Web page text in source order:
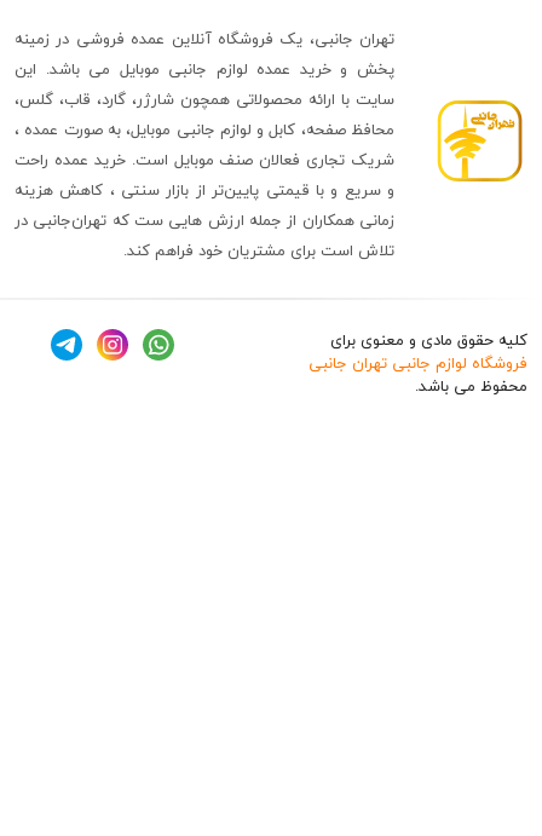
تهران جانبی، یک فروشگاه آنلاین عمده فروشی در زمینه
پخش و خرید عمده لوازم جانبی موبایل می باشد. این
سایت با ارائه محصولاتی همچون شارژر، گارد، قاب، گلس،
محافظ صفحه، کابل و لوازم جانبی موبایل، به صورت عمده ،
شریک تجاری فعالان صنف موبایل است. خرید عمده راحت
و سریع و با قیمتی پایین‌تر از بازار سنتی ، کاهش هزینه
زمانی همکاران از جمله ارزش هایی ست که تهران‌جانبی در
تلاش است برای مشتریان خود فراهم کند.
مادی و معنوی برای
جانبی تهران جانبی
باشد.